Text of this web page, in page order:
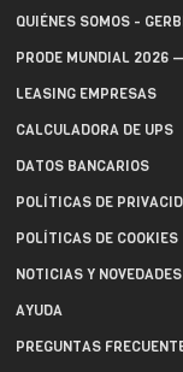
QUIÉNES SOMOS -
PRODE MUNDIAL 2026
LEASING EMPRESAS
CALCULADORA DE UPS
DATOS BANCARIOS
POLÍTICAS DE
POLÍTICAS DE COOKIES
NOTICIAS Y NOVEDADES
AYUDA
PREGUNTAS